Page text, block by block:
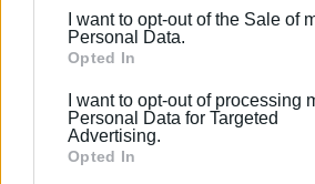
behaviour. You may click to grant or
Google and its third-party tags to
section.
I want to opt-out of the Sale of
Personal Data.
Opted In
I want to opt-out of processing
Personal Data for Targeted
Advertising.
Opted In